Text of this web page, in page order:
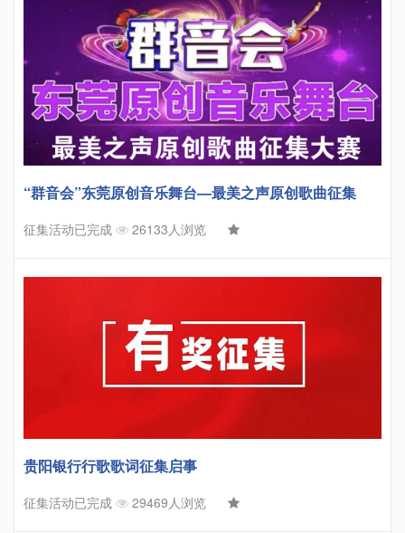
“群音会”东莞原创音乐舞台—最美之声原创歌曲征集
征集活动已完成 26133人浏览
贵阳银行行歌歌词征集启事
征集活动已完成 29469人浏览